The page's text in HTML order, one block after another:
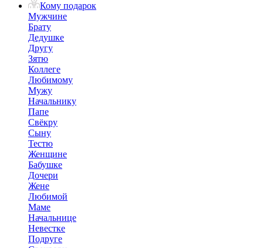
Кому подарок
Мужчине
Брату
Дедушке
Другу
Зятю
Коллеге
Любимому
Мужу
Начальнику
Папе
Свёкру
Сыну
Тестю
Женщине
Бабушке
Дочери
Жене
Любимой
Маме
Начальнице
Невестке
Подруге